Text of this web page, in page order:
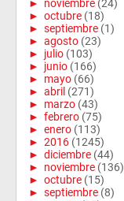
► noviembre (24)
► octubre (18)
► septiembre (1)
► agosto (23)
► julio (103)
► junio (166)
► mayo (66)
► abril (271)
► marzo (43)
► febrero (75)
► enero (113)
► 2016 (1245)
► diciembre (44)
► noviembre (136)
► octubre (15)
► septiembre (8)